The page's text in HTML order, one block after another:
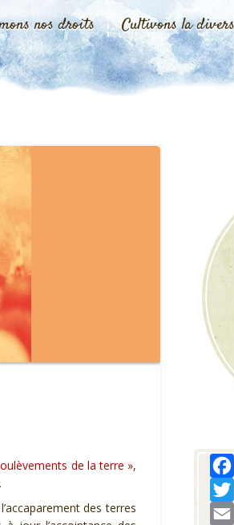
nos droits Cultivons la
de la terre »,
des terres